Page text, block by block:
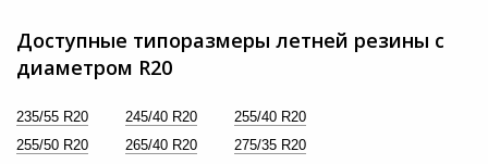
Доступные типоразмеры летней резины с
диаметром R20
235/55 R20 245/40 R20
255/40 R20
255/50 R20
265/40 R20
275/35 R20